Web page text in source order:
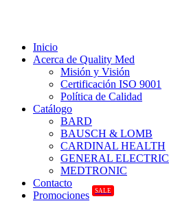
Inicio
Acerca de Quality Med
Misión y Visión
Certificación ISO 9001
Política de Calidad
Catálogo
BARD
BAUSCH & LOMB
CARDINAL HEALTH
GENERAL ELECTRIC
MEDTRONIC
Contacto
Promociones
SALE